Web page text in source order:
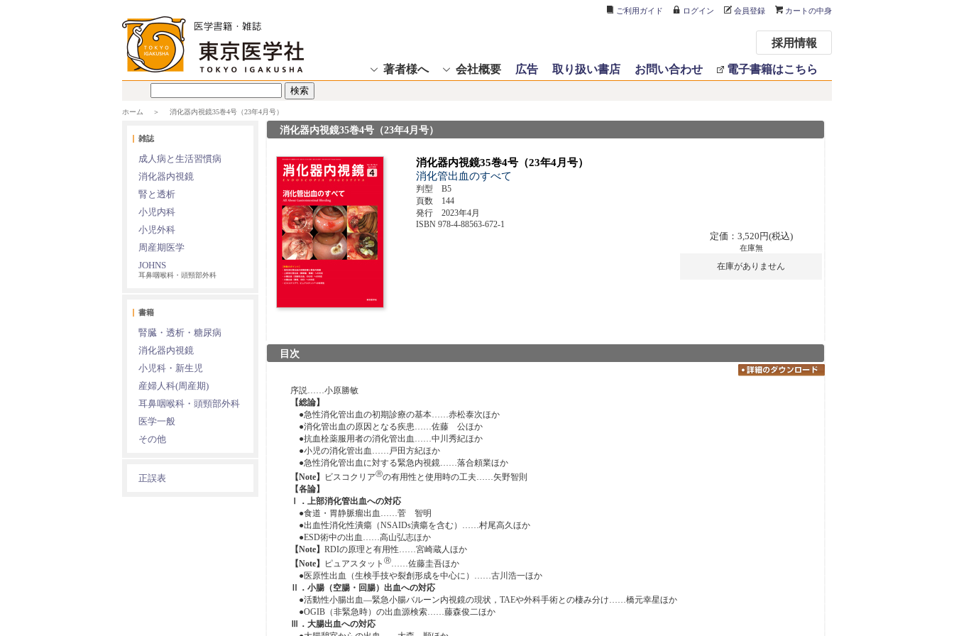
ご利用ガイド ログイン 会員登録 カートの中身
著者様へ 会社概要 広告 取り扱い書店 お問い合わせ 電子書籍はこちら
採用情報
ホーム 消化器内視鏡35巻4号（23年4月号）
雑誌
成人病と生活習慣病
消化器内視鏡
腎と透析
小児内科
小児外科
周産期医学
JOHNS
耳鼻咽喉科・頭頸部外科
書籍
腎臓・透析・糖尿病
消化器内視鏡
小児科・新生児
産婦人科(周産期)
耳鼻咽喉科・頭頸部外科
医学一般
その他
正誤表
消化器内視鏡35巻4号（23年4月号）
消化器内視鏡35巻4号（23年4月号）
消化管出血のすべて
判型 B5
頁数 144
発行 2023年4月
ISBN 978-4-88563-672-1
定価：3,520円(税込)
在庫無
在庫がありません
目次
序説……小原勝敏
【総論】
●急性消化管出血の初期診療の基本……赤松泰次ほか
●消化管出血の原因となる疾患……佐藤 公ほか
●抗血栓薬服用者の消化管出血……中川秀紀ほか
●小児の消化管出血……戸田方紀ほか
●急性消化管出血に対する緊急内視鏡……落合頼業ほか
【Note】
ビスコクリアⓇの有用性と使用時の工夫……矢野智則
【各論】
Ⅰ．上部消化管出血への対応
●食道・胃静脈瘤出血……菅 智明
●出血性消化性潰瘍（NSAIDs潰瘍を含む）……村尾高久ほか
●ESD術中の出血……高山弘志ほか
【Note】RDIの原理と有用性……宮崎蔵人ほか
【Note】
ピュアスタットⓇ……佐藤圭吾ほか
●医原性出血（生検手技や裂創形成を中心に）……古川浩一ほか
Ⅱ．小腸（空腸・回腸）出血への対応
●活動性小腸出血―緊急小腸バルーン内視鏡の現状，TAEや外科手術との棲み分け……橋元幸星ほか
●OGIB（非緊急時）の出血源検索……藤森俊二ほか
Ⅲ．大腸出血への対応